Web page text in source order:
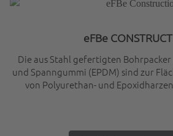
eFBe
Die aus Stahl gefertigten
und Spanngummi (EPDM) sind zur
von Polyurethan- und